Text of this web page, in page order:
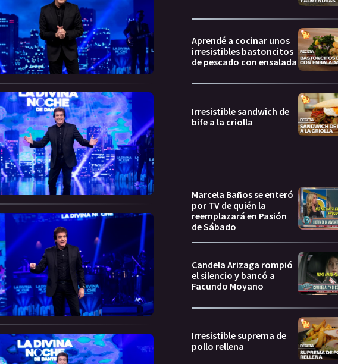
Aprendé a cocinar unos
irresistibles bastoncitos
de pescado con ensalada
Irresistible sandwich de
bife a la criolla
Marcela Baños se enteró
por TV de quién la
reemplazará en Pasión
de Sábado
Candela Arizaga rompió
el silencio y bancó a
Facundo Moyano
Irresistible suprema de
pollo rellena